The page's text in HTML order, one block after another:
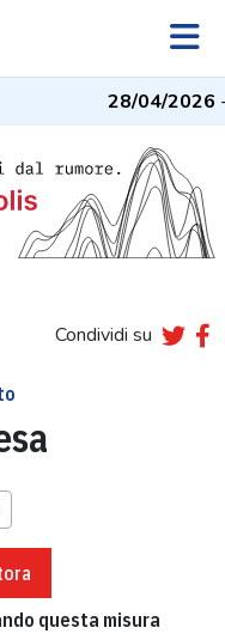
28/04/2026-
Condividi su
questa misura